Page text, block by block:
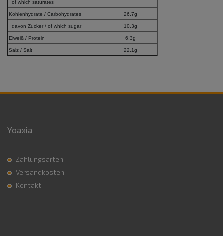
of which saturates
Kohlenhydrate / Carbohydrates 26,7g
davon Zucker / of which sugar 10,3g
Eiweiß / Protein 6,3g
Salz / Salt 22,1g
Yoaxia
Zahlungsarten
Versandkosten
Kontakt